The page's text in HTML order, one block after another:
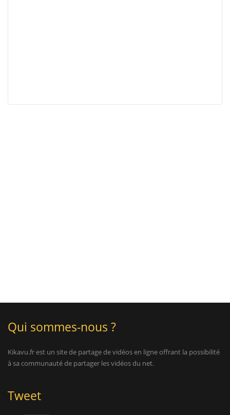
Qui sommes-nous ?
Kikavu.fr est un site de partage de vidéos en ligne offrant la possibilité
à sa communauté de partager les vidéos du net.
Tweet